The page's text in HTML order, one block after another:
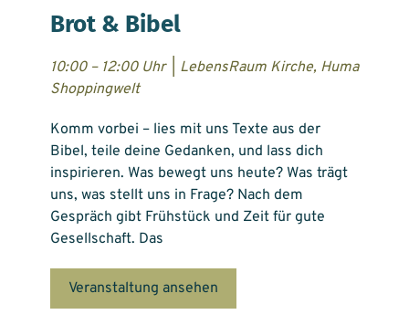
Brot & Bibel
10:00 – 12:00 Uhr
LebensRaum Kirche, Huma
Shoppingwelt
Komm vorbei – lies mit uns Texte aus der
Bibel, teile deine Gedanken, und lass dich
inspirieren. Was bewegt uns heute? Was trägt
uns, was stellt uns in Frage? Nach dem
Gespräch gibt Frühstück und Zeit für gute
Gesellschaft. Das
Veranstaltung ansehen